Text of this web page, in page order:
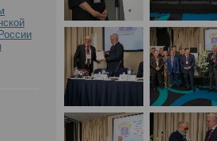
центра
К 90-